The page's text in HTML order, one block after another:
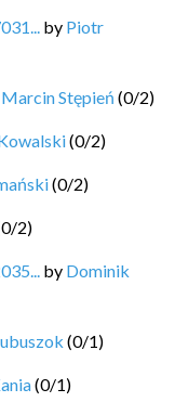
by Piotr
Marcin Stępień (0/2)
(0/2)
(0/2)
0/2)
by Dominik
(0/1)
(0/1)